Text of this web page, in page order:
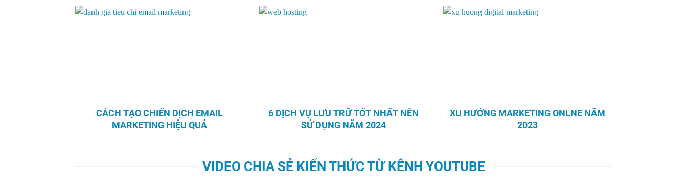
CÁCH TẠO CHIẾN DỊCH EMAIL
MARKETING HIỆU QUẢ
6 DỊCH VỤ LƯU TRỮ TỐT NHẤT NÊN
SỬ DỤNG NĂM 2024
XU HƯỚNG MARKETING ONLNE NĂM
2023
VIDEO CHIA SẺ KIẾN THỨC TỪ KÊNH YOUTUBE